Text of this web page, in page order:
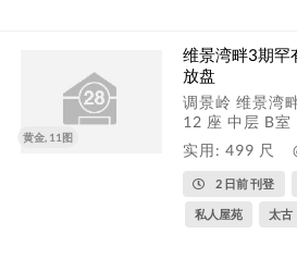
黄金, 11图
维景湾畔3期罕
放盘
调景岭 维景湾
12 座 中层 B室
实用: 499 尺
2 日前 刊登
私人屋苑 太古